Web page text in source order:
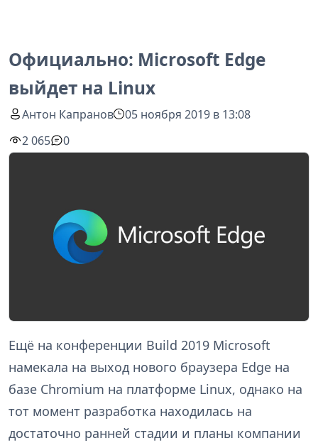
Официально: Microsoft Edge
выйдет на Linux
Антон Капранов
05 ноября 2019 в 13:08
2 065
0
Ещё на конференции Build 2019 Microsoft
намекала на выход нового браузера Edge на
базе Chromium на платформе Linux, однако на
тот момент разработка находилась на
достаточно ранней стадии и планы компании